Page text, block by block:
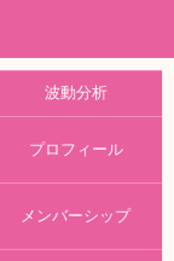
波動分析
プロフィール
メンバーシップ